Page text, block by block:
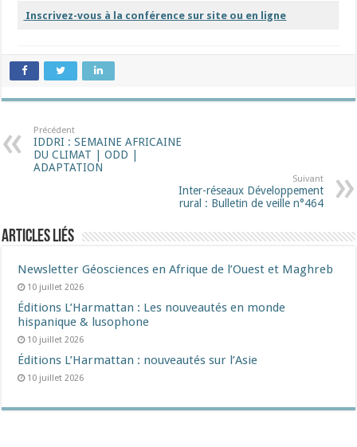
Inscrivez-vous à la conférence sur site ou en ligne
Précédent
IDDRI : SEMAINE AFRICAINE
DU CLIMAT | ODD |
ADAPTATION
Suivant
Inter-réseaux Développement
rural : Bulletin de veille n°464
Articles liés
Newsletter Géosciences en Afrique de l’Ouest et Maghreb
10 juillet 2026
Éditions L’Harmattan : Les nouveautés en monde
hispanique & lusophone
10 juillet 2026
Éditions L’Harmattan : nouveautés sur l’Asie
10 juillet 2026